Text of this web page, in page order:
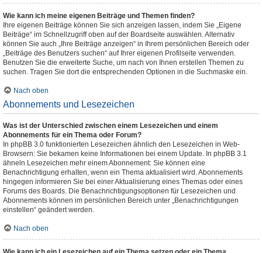
Wie kann ich meine eigenen Beiträge und Themen finden?
Ihre eigenen Beiträge können Sie sich anzeigen lassen, indem Sie „Eigene
Beiträge“ im Schnellzugriff oben auf der Boardseite auswählen. Alternativ
können Sie auch „Ihre Beiträge anzeigen“ in Ihrem persönlichen Bereich oder
„Beiträge des Benutzers suchen“ auf Ihrer eigenen Profilseite verwenden.
Benutzen Sie die erweiterte Suche, um nach von Ihnen erstellen Themen zu
suchen. Tragen Sie dort die entsprechenden Optionen in die Suchmaske ein.
Nach oben
Abonnements und Lesezeichen
Was ist der Unterschied zwischen einem Lesezeichen und einem
Abonnements für ein Thema oder Forum?
In phpBB 3.0 funktionierten Lesezeichen ähnlich den Lesezeichen in Web-
Browsern: Sie bekamen keine Informationen bei einem Update. In phpBB 3.1
ähneln Lesezeichen mehr einem Abonnement: Sie können eine
Benachrichtigung erhalten, wenn ein Thema aktualisiert wird. Abonnements
hingegen informieren Sie bei einer Aktualisierung eines Themas oder eines
Forums des Boards. Die Benachrichtigungsoptionen für Lesezeichen und
Abonnements können im persönlichen Bereich unter „Benachrichtigungen
einstellen“ geändert werden.
Nach oben